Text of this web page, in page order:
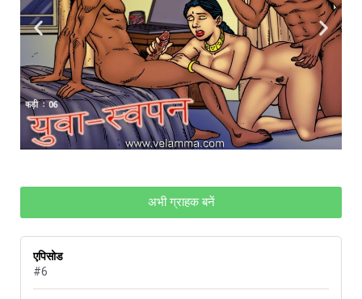
अभी ग्राहक बनें
एपिसोड
#6